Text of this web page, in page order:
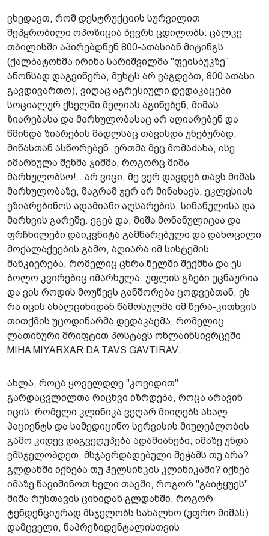
ვხედავთ, რომ დესტრუქციის სურვილით
შეპყრობილი ოპოზიცია ბევრს ცდილობს: ცალკე
თბილისში აპირებდნენ 800-ათასიან მიტინგს
(ქალბატონმა ირინა სარიშვილმა "ფეისბუკზე"
ანონსად დაგვიწერა, მუხტს არ ვაგდებთ, 800 ათასი
გავდივართო), ვიღაც აგრესიული დედაკაცები
სოციალურ ქსელში მელიას აგინებენ, მიშას
ზიარებასა და მარხულობასაც არ აღიარებენ და
წმინდა ზიარების მადლსაც თავისდა უნებურად,
მიწასთან ასწორებენ. ერთმა მეც მომაძახა, ისე
იმარხულა შენმა ჯიშმა, როგორც მიშა
მარხულობსო!.. არ ვიცი, მე ვერ დავდებ თავს მიშას
მარხულობაზე, მაგრამ ჯერ არ მინახავს, ეკლესიას
ეზიარებინოს ადამიანი აღსარების, სინანულისა და
მარხვის გარეშე. ეგებ და, მიშა მონანულიცაა და
ფრჩხილები დაიკვნიტა გამწარებული და დახოცილი
მოქალაქეების გამო, აღიარა იმ სისტემის
მანკიერება, რომელიც ცხრა წელში შექმნა და ეს
ბოლო კვირებიც იმარხულა. უფლის გზები უცნაურია
და ვის როდის მოუწევს განშორება ცოდვებთან, ეს
რა იცის ახალციხიდან წამოსულმა იმ წერა-კითხვის
თითქმის უცოდინარმა დედაკაცმა, რომელიც
ლათინური შრიფტით პოსტავს ონლაინსივრცეში
MIHA MIYARXAR DA TAVS GAVTIRAV.
ახლა, როცა ყოველდღე "კოვიდით"
გარდაცვლილთა რიცხვი იზრდება, როცა არავინ
იცის, რომელი კლინიკა ვეღარ მიიღებს ახალ
პაციენტს და სამედიცინო სერვისის მიუღებლობის
გამო კიდევ დაგვეღუპება ადამიანები, იმაზე უნდა
ვმსჯელობდეთ, მსჯავრდადებული შეჭამს თუ არა?
გლდანში იქნება თუ ჰელსინკის კლინიკაში? იქნებ
იმაზე წავიშინოთ ხელი თავში, როგორ "გაიტყუეს"
მიშა რუსთავის ციხიდან გლდანში, როგორ
ტენდენციურად მსჯელობს სახალხო (უფრო მიშას)
დამცველი, ნაპრეზიდენტალისთვის